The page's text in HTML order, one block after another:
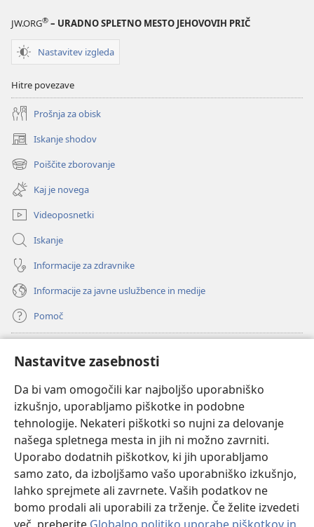
Nastavitve zasebnosti
Da bi vam omogočili kar najboljšo uporabniško
izkušnjo, uporabljamo piškotke in podobne
tehnologije. Nekateri piškotki so nujni za delovanje
našega spletnega mesta in jih ni možno zavrniti.
Uporabo dodatnih piškotkov, ki jih uporabljamo
samo zato, da izboljšamo vašo uporabniško izkušnjo,
lahko sprejmete ali zavrnete. Vaših podatkov ne
bomo prodali ali uporabili za trženje. Če želite izvedeti
JW.ORG® – URADNO SPLETNO MESTO JEHOVOVIH PRIČ
Nastavitev izgleda
Hitre povezave
Prošnja za obisk
Iskanje shodov
(odpre
novo
okno)
Poiščite zborovanje
(odpre
novo
okno)
Kaj je novega
Videoposnetki
Iskanje
Informacije za zdravnike
Informacije za javne uslužbence in medije
Pomoč
(odpre
novo
okno) Watchtowerjeva SPLETNA KNJIŽNICA™
(odpre
novo
okno) JW Hub
(odpre
novo
okno)JW Library
Watchtower Library